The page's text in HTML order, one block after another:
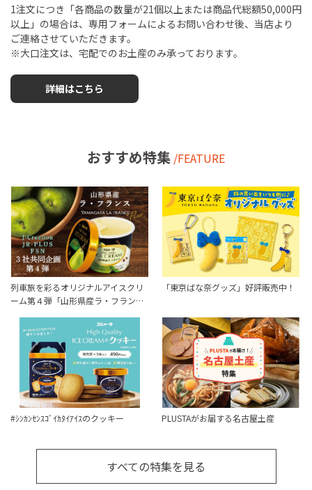
1注文につき「各商品の数量が21個以上または商品代総額50,000円
以上」の場合は、専用フォームによるお問い合わせ後、当店より
ご連絡させていただきます。
※大口注文は、宅配でのお土産のみ承っております。
詳細はこちら
おすすめ特集 /FEATURE
列車旅を彩るオリジナルアイスクリ
ーム第４弾「山形県産ラ・フラン…
「東京ばな奈グッズ」好評販売中！
#ｼﾝｶﾝｾﾝｽｺﾞｲｶﾀｲｱｲｽのクッキー PLUSTAがお届する名古屋土産
すべての特集を見る